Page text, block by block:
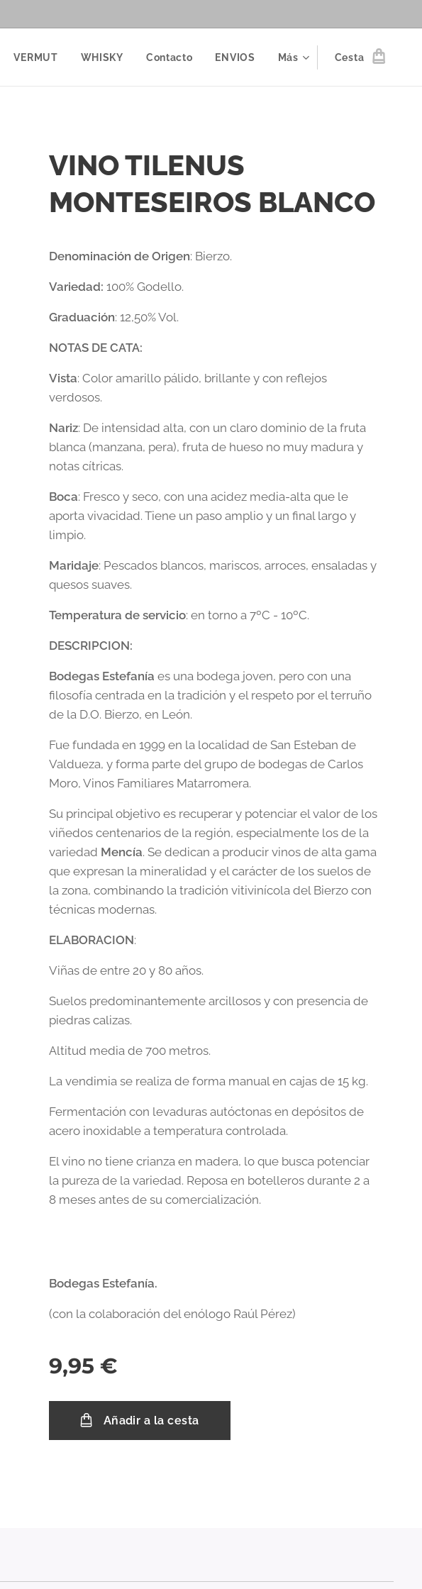
VERMUT WHISKY Contacto ENVIOS Más Cesta
VINO TILENUS
MONTESEIROS BLANCO
Denominación de Origen: Bierzo.
Variedad:100% Godello.
Graduación: 12,50% Vol.
NOTAS DE CATA:
Vista: Color amarillo pálido, brillante y con reflejos
verdosos.
Nariz: De intensidad alta, con un claro dominio de la fruta
blanca (manzana, pera), fruta de hueso no muy madura y
notas cítricas.
Boca: Fresco y seco, con una acidez media-alta que le
aporta vivacidad. Tiene un paso amplio y un final largo y
limpio.
Maridaje: Pescados blancos, mariscos, arroces, ensaladas y
quesos suaves.
Temperatura de servicio: en torno a 7ºC - 10ºC.
DESCRIPCION:
Bodegas Estefanía es una bodega joven, pero con una
filosofía centrada en la tradición y el respeto por el terruño
de la D.O. Bierzo, en León.
Fue fundada en 1999 en la localidad de San Esteban de
Valdueza, y forma parte del grupo de bodegas de Carlos
Moro, Vinos Familiares Matarromera.
Su principal objetivo es recuperar y potenciar el valor de los
viñedos centenarios de la región, especialmente los de la
variedad Mencía. Se dedican a producir vinos de alta gama
que expresan la mineralidad y el carácter de los suelos de
la zona, combinando la tradición vitivinícola del Bierzo con
técnicas modernas.
ELABORACION:
Viñas de entre 20 y 80 años.
Suelos predominantemente arcillosos y con presencia de
piedras calizas.
Altitud media de 700 metros.
La vendimia se realiza de forma manual en cajas de 15 kg.
Fermentación con levaduras autóctonas en depósitos de
acero inoxidable a temperatura controlada.
El vino no tiene crianza en madera, lo que busca potenciar
la pureza de la variedad. Reposa en botelleros durante 2 a
8 meses antes de su comercialización.
Bodegas Estefanía.
(con la colaboración del enólogo Raúl Pérez)
9,95 €
Añadir a la cesta